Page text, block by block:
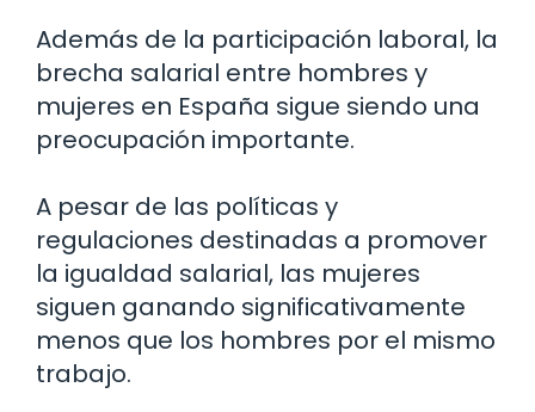
Además de la participación laboral, la
brecha salarial entre hombres y
mujeres en España sigue siendo una
preocupación importante.
A pesar de las políticas y
regulaciones destinadas a promover
la igualdad salarial, las mujeres
siguen ganando significativamente
menos que los hombres por el mismo
trabajo.